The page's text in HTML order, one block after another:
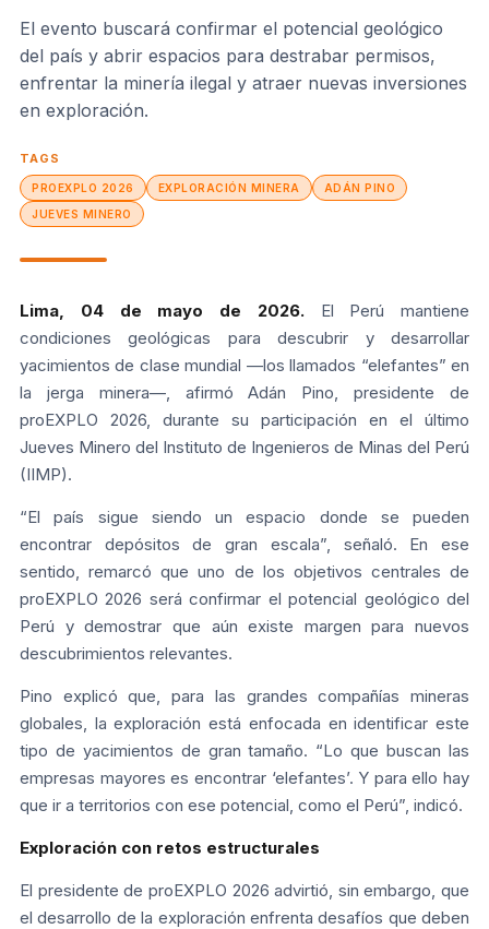
El evento buscará confirmar el potencial geológico
del país y abrir espacios para destrabar permisos,
enfrentar la minería ilegal y atraer nuevas inversiones
en exploración.
TAGS
PROEXPLO 2026 EXPLORACIÓN MINERA
ADÁN PINO
JUEVES MINERO
Lima, 04 de mayo de 2026.El Perú mantiene
condiciones geológicas para descubrir y desarrollar
yacimientos de clase mundial —los llamados “elefantes” en
la jerga minera—, afirmó Adán Pino, presidente de
proEXPLO 2026, durante su participación en el último
Jueves Minero del Instituto de Ingenieros de Minas del Perú
(IIMP).
“El país sigue siendo un espacio donde se pueden
encontrar depósitos de gran escala”, señaló. En ese
sentido, remarcó que uno de los objetivos centrales de
proEXPLO 2026 será confirmar el potencial geológico del
Perú y demostrar que aún existe margen para nuevos
descubrimientos relevantes.
Pino explicó que, para las grandes compañías mineras
globales, la exploración está enfocada en identificar este
tipo de yacimientos de gran tamaño. “Lo que buscan las
empresas mayores es encontrar ‘elefantes’. Y para ello hay
que ir a territorios con ese potencial, como el Perú”, indicó.
Exploración con retos estructurales
El presidente de proEXPLO 2026 advirtió, sin embargo, que
el desarrollo de la exploración enfrenta desafíos que deben